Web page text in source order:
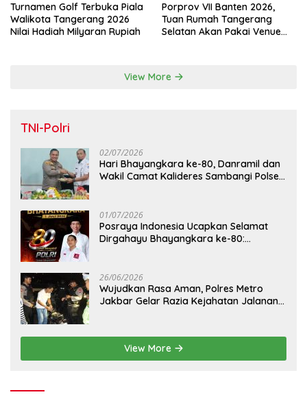
Turnamen Golf Terbuka Piala
Walikota Tangerang 2026
Nilai Hadiah Milyaran Rupiah
Porprov VII Banten 2026,
Tuan Rumah Tangerang
Selatan Akan Pakai Venue
View More
TNI-Polri
02/07/2026
Hari Bhayangkara ke-80, Danramil dan
Wakil Camat Kalideres Sambangi Polsek
01/07/2026
Posraya Indonesia Ucapkan Selamat
Dirgahayu Bhayangkara ke-80:
26/06/2026
Wujudkan Rasa Aman, Polres Metro
Jakbar Gelar Razia Kejahatan Jalanan
View More